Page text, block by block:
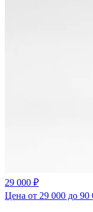
29 000 ₽
Цена от 29 000 до 90